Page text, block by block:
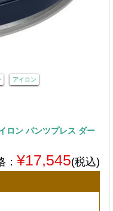
アイロン
ロン パンツプレス ダー
： ¥17,545(税込)